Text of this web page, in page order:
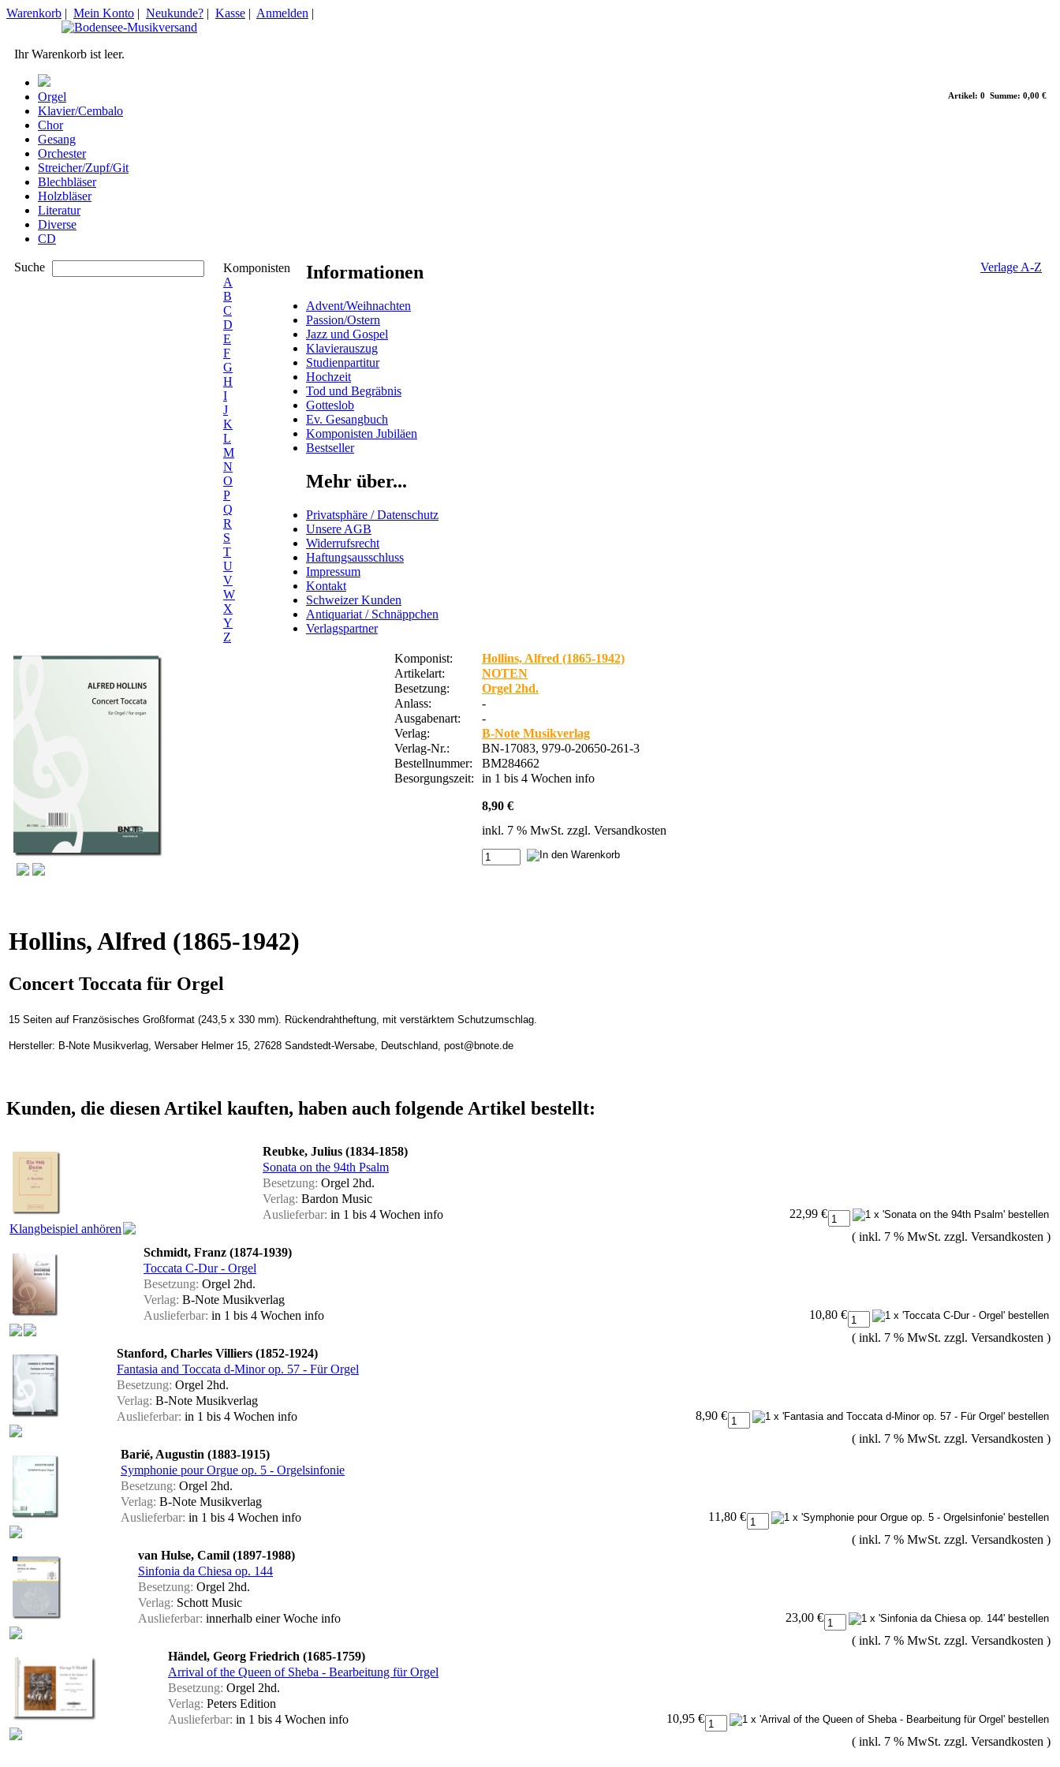
Artikel: 0 Summe: 0,00 €
Warenkorb | Mein Konto | Neukunde? | Kasse | Anmelden |
Ihr Warenkorb ist leer.
Orgel
Klavier/Cembalo
Chor
Gesang
Orchester
Streicher/Zupf/Git
Blechbläser
Holzbläser
Literatur
Diverse
CD
Suche
Komponisten
A
B
C
D
E
F
G
H
I
J
K
L
M
N
O
P
Q
R
S
T
U
V
W
X
Y
Z
Verlage A-Z
Informationen
Advent/Weihnachten
Passion/Ostern
Jazz und Gospel
Klavierauszug
Studienpartitur
Hochzeit
Tod und Begräbnis
Gotteslob
Ev. Gesangbuch
Komponisten Jubiläen
Bestseller
Mehr über...
Privatsphäre / Datenschutz
Unsere AGB
Widerrufsrecht
Haftungsausschluss
Impressum
Kontakt
Schweizer Kunden
Antiquariat / Schnäppchen
Verlagspartner
Komponist:
Hollins, Alfred (1865-1942)
Artikelart:
NOTEN
Besetzung:
Orgel 2hd.
Anlass:
-
Ausgabenart:
-
Verlag:
B-Note Musikverlag
Verlag-Nr.:
BN-17083, 979-0-20650-261-3
Bestellnummer:
BM284662
Besorgungszeit:
in 1 bis 4 Wochen info
8,90 €
inkl. 7 % MwSt. zzgl. Versandkosten
Hollins, Alfred (1865-1942)
Concert Toccata für Orgel
15 Seiten auf Französisches Großformat (243,5 x 330 mm). Rückendrahtheftung, mit verstärktem Schutzumschlag.
Hersteller: B-Note Musikverlag, Wersaber Helmer 15, 27628 Sandstedt-Wersabe, Deutschland, post@bnote.de
Kunden, die diesen Artikel kauften, haben auch folgende Artikel bestellt:
Klangbeispiel anhören
Reubke, Julius (1834-1858)
Sonata on the 94th Psalm
Besetzung: Orgel 2hd.
Verlag: Bardon Music
Auslieferbar: in 1 bis 4 Wochen info
22,99 €
( inkl. 7 % MwSt. zzgl. Versandkosten )
Schmidt, Franz (1874-1939)
Toccata C-Dur - Orgel
Besetzung: Orgel 2hd.
Verlag: B-Note Musikverlag
Auslieferbar: in 1 bis 4 Wochen info
10,80 €
( inkl. 7 % MwSt. zzgl. Versandkosten )
Stanford, Charles Villiers (1852-1924)
Fantasia and Toccata d-Minor op. 57 - Für Orgel
Besetzung: Orgel 2hd.
Verlag: B-Note Musikverlag
Auslieferbar: in 1 bis 4 Wochen info
8,90 €
( inkl. 7 % MwSt. zzgl. Versandkosten )
Barié, Augustin (1883-1915)
Symphonie pour Orgue op. 5 - Orgelsinfonie
Besetzung: Orgel 2hd.
Verlag: B-Note Musikverlag
Auslieferbar: in 1 bis 4 Wochen info
11,80 €
( inkl. 7 % MwSt. zzgl. Versandkosten )
van Hulse, Camil (1897-1988)
Sinfonia da Chiesa op. 144
Besetzung: Orgel 2hd.
Verlag: Schott Music
Auslieferbar: innerhalb einer Woche info
23,00 €
( inkl. 7 % MwSt. zzgl. Versandkosten )
Händel, Georg Friedrich (1685-1759)
Arrival of the Queen of Sheba - Bearbeitung für Orgel
Besetzung: Orgel 2hd.
Verlag: Peters Edition
Auslieferbar: in 1 bis 4 Wochen info
10,95 €
( inkl. 7 % MwSt. zzgl. Versandkosten )